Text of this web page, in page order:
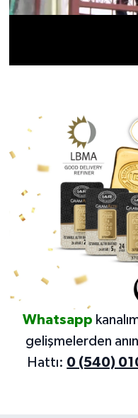
Whatsapp
gelişmelerden
Hattı: 0 (540)